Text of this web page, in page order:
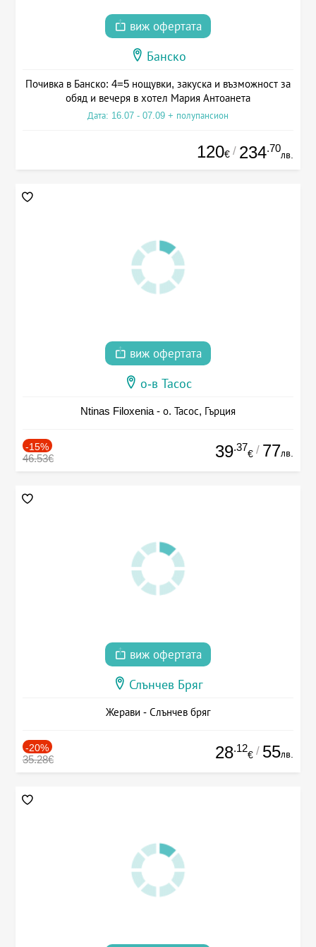
виж офертата
Банско
Почивка в Банско: 4=5 нощувки, закуска и възможност за
обяд и вечеря в хотел Мария Антоанета
Дата: 16.07 - 07.09 + полупансион
120€ / 234.70
лв.
виж офертата
о-в Тасос
Ntinas Filoxenia - о. Тасос, Гърция
-15%
46.53€ 39.37
€ / 77лв.
виж офертата
Слънчев Бряг
Жерави - Слънчев бряг
-20%
35.28€ 28.12
€ / 55лв.